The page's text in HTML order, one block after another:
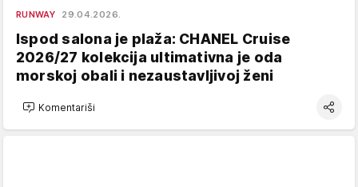
RUNWAY 29.04.2026.
Ispod salona je plaža: CHANEL Cruise
2026/27 kolekcija ultimativna je oda
morskoj obali i nezaustavljivoj ženi
Komentariši